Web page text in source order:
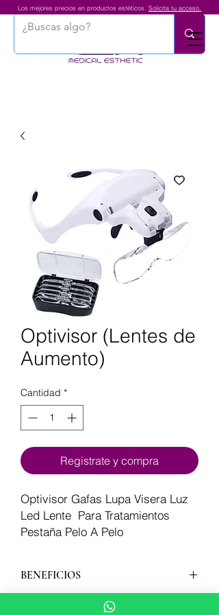
Los mejores precios en productos estéticos. Solicita tu acceso.
Optivisor (Lentes de
Aumento)
Cantidad *
Registrate y compra
Optivisor Gafas Lupa Visera Luz
Led Lente Para Tratamientos
Pestaña Pelo A Pelo
BENEFICIOS
- Vision aumentada para trabajar en